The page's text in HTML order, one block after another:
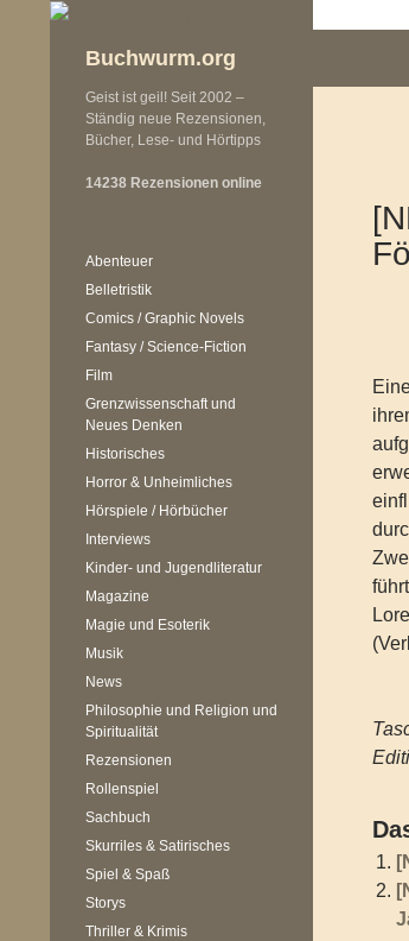
Buchwurm.org
Geist ist geil! Seit 2002 –
Ständig neue Rezensionen,
Bücher, Lese- und Hörtipps
14238 Rezensionen online
Abenteuer
Belletristik
Comics / Graphic Novels
Fantasy / Science-Fiction
Film
Grenzwissenschaft und
Neues Denken
Historisches
Horror & Unheimliches
Hörspiele / Hörbücher
Interviews
Kinder- und Jugendliteratur
Magazine
Magie und Esoterik
Musik
News
Philosophie und Religion und
Spiritualität
Rezensionen
Rollenspiel
Sachbuch
Skurriles & Satirisches
Spiel & Spaß
Storys
Thriller & Krimis